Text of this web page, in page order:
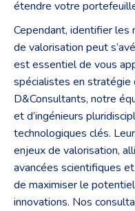
étendre votre
Cependant, identifier
de valorisation peut
est essentiel de vous
spécialistes en stratégie
D&Consultants, notre
et d’ingénieurs
technologiques clés.
enjeux de valorisation,
avancées scientifiques
de maximiser le
innovations. Nos